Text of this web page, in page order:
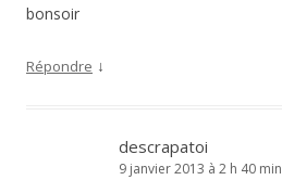
bonsoir
Répondre ↓
descrapatoi
9 janvier 2013 à 2 h 40 min